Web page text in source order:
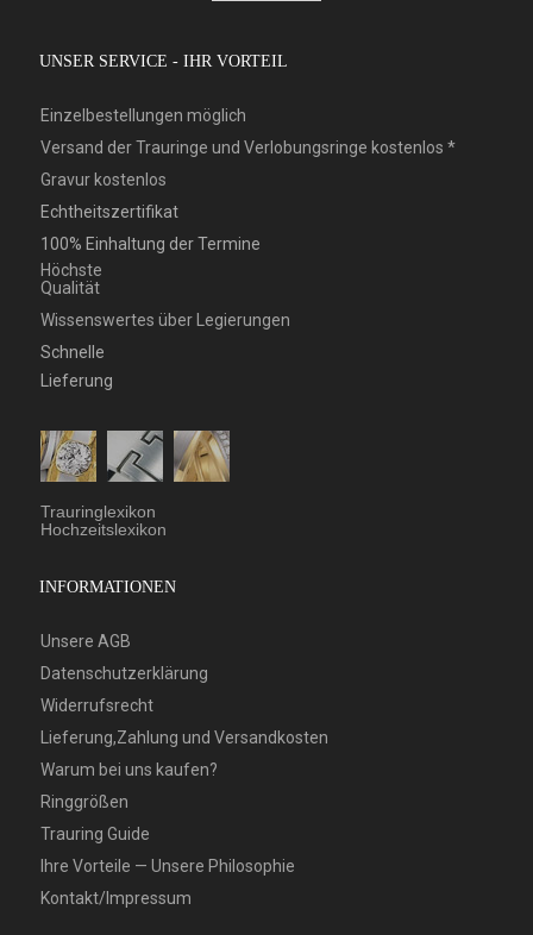
UNSER SERVICE - IHR VORTEIL
Einzelbestellungen möglich
Versand der Trauringe und Verlobungsringe kostenlos *
Gravur kostenlos
Echtheitszertifikat
100% Einhaltung der Termine
Höchste
Qualität
Wissenswertes über Legierungen
Schnelle
Lieferung
Trauringlexikon
Hochzeitslexikon
INFORMATIONEN
Unsere AGB
Datenschutzerklärung
Widerrufsrecht
Lieferung,Zahlung und Versandkosten
Warum bei uns kaufen?
Ringgrößen
Trauring Guide
Ihre Vorteile — Unsere Philosophie
Kontakt/Impressum